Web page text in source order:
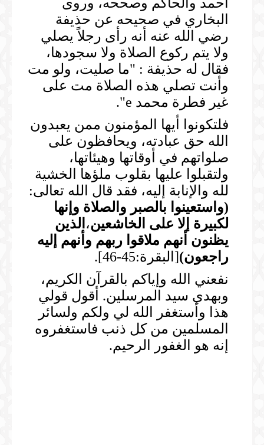
البخاري في صحيحه عن حذيفة
رضي الله عنه أنه رأى رجلاً يصلي
ولا يتم ركوع الصلاة ولا سجودها،
فقال له حذيفة : "ما صليت، ولو مت
وأنت تصلي هذه الصلاة مت على
غير فطرة محمد e".
فلتكونوا أيها المؤمنون ممن يعبدون
الله حق عبادته، ويحافظون على
صلواتهم في أوقاتها وهيئاتها،
ولتقبلوا عليها بقلوب ملؤها الخشية
لله والإنابة إليه، فقد قال الله تعالى:
(واستعينوا بالصبر والصلاة وإنها
لكبيرة إلا على الخاشعين، الذين
يظنون أنهم ملاقوا ربهم وأنهم إليه
راجعون)[البقرة:45-46].
نفعني الله وإياكم بالقرآن الكريم،
وبهدي سيد المرسلين. أقول قولي
هذا وأستغفر الله لي ولكم ولسائر
المسلمين من كل ذنب فاستغفروه
إنه هو الغفور الرحيم.